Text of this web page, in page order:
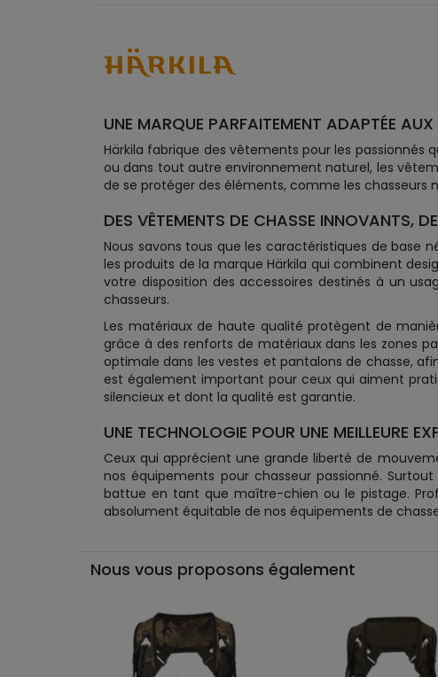
UNE MARQUE PARFAITEMENT ADAPTÉE
Härkila fabrique des vêtements pour les
ou dans tout autre environnement naturel, les
de se protéger des éléments, comme les chasseurs
DES VÊTEMENTS DE CHASSE INNOVANTS,
Nous savons tous que les caractéristiques de base
les produits de la marque Härkila qui combinent
votre disposition des accessoires destinés à un
chasseurs.
Les matériaux de haute qualité protègent de
grâce à des renforts de matériaux dans les zones
optimale dans les vestes et pantalons de chasse,
est également important pour ceux qui aiment
silencieux et dont la qualité est garantie.
UNE TECHNOLOGIE POUR UNE MEILLEURE
Ceux qui apprécient une grande liberté de
nos équipements pour chasseur passionné.
battue en tant que maître-chien ou le pistage.
absolument équitable de nos équipements de
Nous vous proposons également